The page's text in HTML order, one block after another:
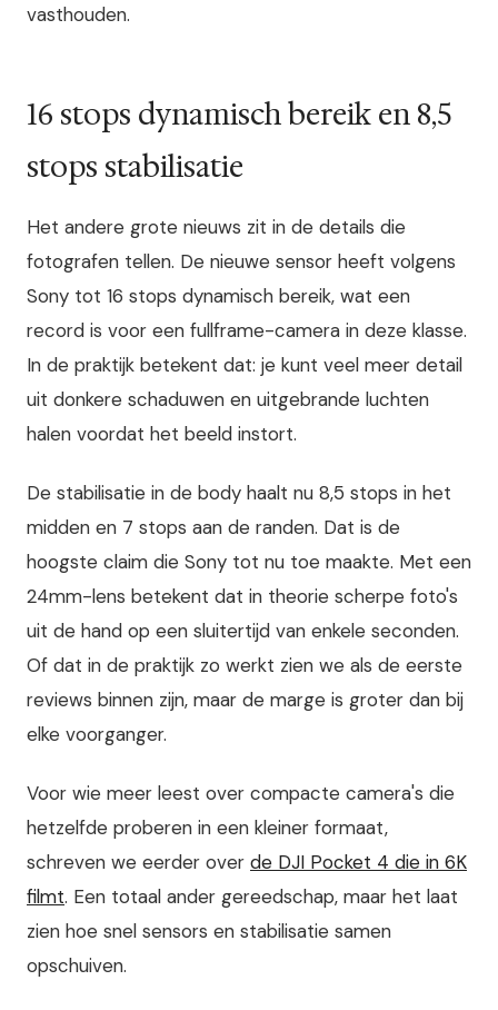
vasthouden.
16 stops dynamisch bereik en 8,5
stops stabilisatie
Het andere grote nieuws zit in de details die
fotografen tellen. De nieuwe sensor heeft volgens
Sony tot 16 stops dynamisch bereik, wat een
record is voor een fullframe-camera in deze klasse.
In de praktijk betekent dat: je kunt veel meer detail
uit donkere schaduwen en uitgebrande luchten
halen voordat het beeld instort.
De stabilisatie in de body haalt nu 8,5 stops in het
midden en 7 stops aan de randen. Dat is de
hoogste claim die Sony tot nu toe maakte. Met een
24mm-lens betekent dat in theorie scherpe foto's
uit de hand op een sluitertijd van enkele seconden.
Of dat in de praktijk zo werkt zien we als de eerste
reviews binnen zijn, maar de marge is groter dan bij
elke voorganger.
Voor wie meer leest over compacte camera's die
hetzelfde proberen in een kleiner formaat,
schreven we eerder over de DJI Pocket 4 die in 6K
filmt. Een totaal ander gereedschap, maar het laat
zien hoe snel sensors en stabilisatie samen
opschuiven.